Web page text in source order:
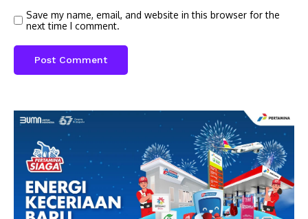
Save my name, email, and website in this browser for the
next time I comment.